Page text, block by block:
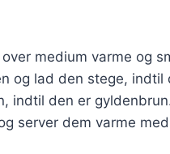
medium varme og
og lad den stege, indtil
indtil den er
server dem varme